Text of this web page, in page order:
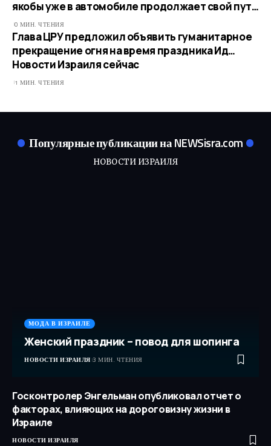
якобы уже в автомобиле продолжает свой пут…
0 МИН. ЧТЕНИЯ
Глава ЦРУ предложил объявить гуманитарное
прекращение огня на время праздника Ид…​
Новости Израиля сейчас
1 МИН. ЧТЕНИЯ
Популярные публикации на NEWSisra.com
НОВОСТИ ИЗРАИЛЯ
МОДА В ИЗРАИЛЕ
Женский праздник – повод для шопинга
НОВОСТИ ИЗРАИЛЯ 3 МИН. ЧТЕНИЯ
Госконтролер Энгельман опубликовал отчет о
факторах, влияющих на дороговизну жизни в
Израиле
НОВОСТИ ИЗРАИЛЯ